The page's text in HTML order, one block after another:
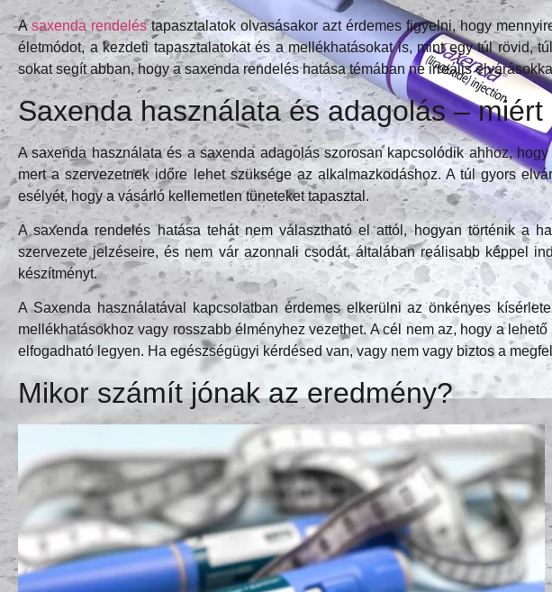
Asaxenda rendeléstapasztalatok olvasásakor azt érdemes figyelni, hogy
életmódot, a kezdeti tapasztalatokat és a mellékhatásokat is, mint egy túl rövid,
sokat segít abban, hogy a saxenda rendelés hatása témában ne irreális
Saxenda használata és adagolás –
A saxenda használata és a saxenda adagolás szorosan kapcsolódik ahhoz,
mert a szervezetnek időre lehet szüksége az alkalmazkodáshoz. A túl gyors
esélyét, hogy a vásárló kellemetlen tüneteket tapasztal.
A saxenda rendelés hatása tehát nem választható el attól, hogyan történik a
szervezete jelzéseire, és nem vár azonnali csodát, általában reálisabb képpel
készítményt.
A Saxenda használatával kapcsolatban érdemes elkerülni az önkényes
mellékhatásokhoz vagy rosszabb élményhez vezethet. A cél nem az, hogy a
elfogadható legyen. Ha egészségügyi kérdésed van, vagy nem vagy biztos a
Mikor számít jónak az eredmény?